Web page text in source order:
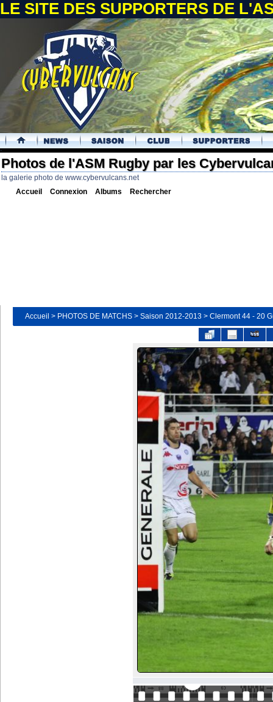
LE SITE DES SUPPORTERS DE
.
Photos de l'ASM Rugby par les
la galerie photo de www.cybervulcans.net
Accueil Connexion Albums Rechercher
Accueil > PHOTOS DE MATCHS > Saison 2012-2013 > Clermont 44 - 20